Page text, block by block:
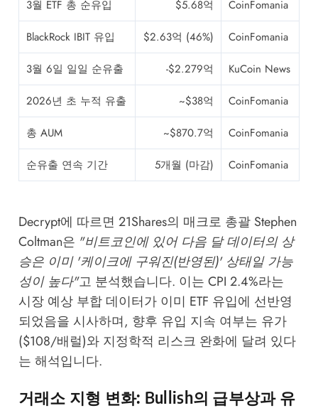
3월 ETF 총 순유입 $5.68억 CoinFomania
BlackRock IBIT 유입 $2.63억 (46%) CoinFomania
3월 6일 일일 순유출 -$2.279억 KuCoin News
2026년 초 누적 유출 ~$38억 CoinFomania
총 AUM ~$870.7억 CoinFomania
순유출 연속 기간 5개월 (마감) CoinFomania
Decrypt에 따르면 21Shares의 매크로 총괄 Stephen
Coltman은 "비트코인에 있어 다음 달 데이터의 상
승은 이미 '케이크에 구워진(반영된)' 상태일 가능
성이 높다"고 분석했습니다. 이는 CPI 2.4%라는
시장 예상 부합 데이터가 이미 ETF 유입에 선반영
되었음을 시사하며, 향후 유입 지속 여부는 유가
($108/배럴)와 지정학적 리스크 완화에 달려 있다
는 해석입니다.
거래소 지형 변화: Bullish의 급부상과 유